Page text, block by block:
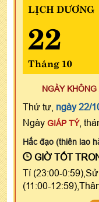
LỊCH DƯƠNG
22
Tháng 10
NGÀY
Thứ tư, ngày 22/
Ngày GIÁP TÝ,
Hắc đạo (thiên lao
GIỜ TỐT
Tí (23:00-
(11:00-